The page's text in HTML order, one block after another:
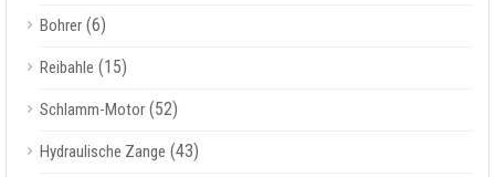
Bohrer (6)
Reibahle (15)
Schlamm-Motor (52)
Hydraulische Zange (43)